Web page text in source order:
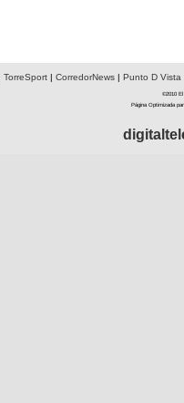
TorreSport| CorredorNews| Punto D Vista
©2010 El
Página Optimizada